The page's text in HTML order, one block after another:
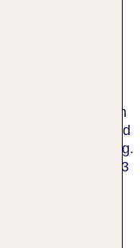
direkt im
nur ca. 2 km
Es ist
und eine
befindet sich
und
500 m Entfernung.
Sie nach etwa 3